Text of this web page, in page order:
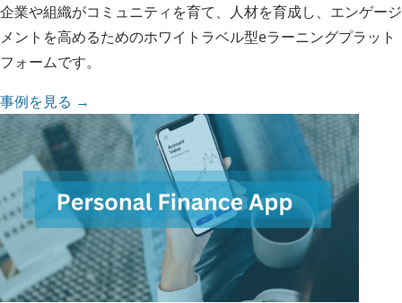
企業や組織がコミュニティを育て、人材を育成し、エンゲージ
メントを高めるためのホワイトラベル型eラーニングプラット
フォームです。
事例を見る →